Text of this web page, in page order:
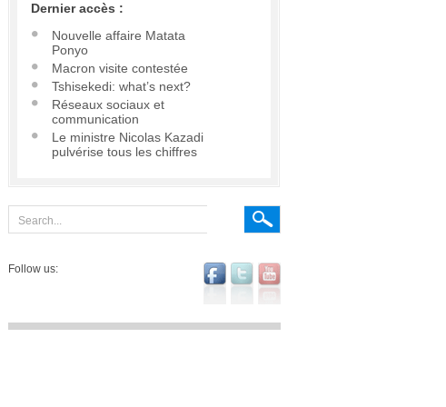
Dernier accès :
Nouvelle affaire Matata
Ponyo
Macron visite contestée
Tshisekedi: what’s next?
Réseaux sociaux et
communication
Le ministre Nicolas Kazadi
pulvérise tous les chiffres
Follow us: